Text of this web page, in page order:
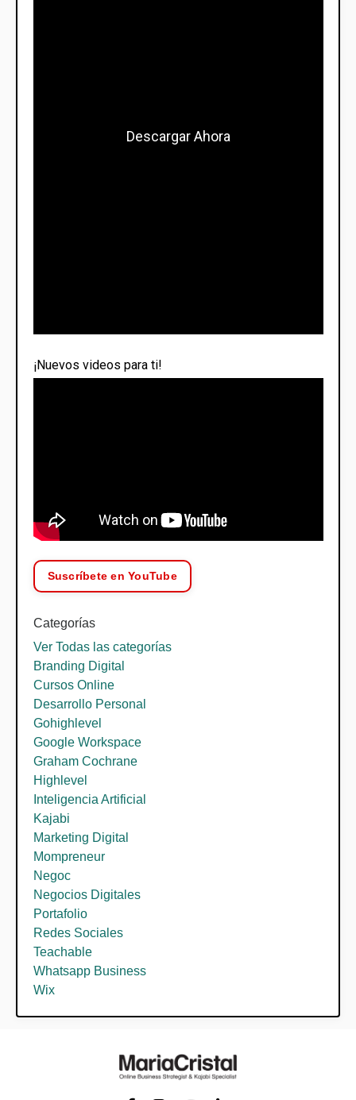
Descargar Ahora
¡Nuevos videos para ti!
Suscríbete en YouTube
Categorías
Ver Todas las categorías
Branding Digital
Cursos Online
Desarrollo Personal
Gohighlevel
Google Workspace
Graham Cochrane
Highlevel
Inteligencia Artificial
Kajabi
Marketing Digital
Mompreneur
Negoc
Negocios Digitales
Portafolio
Redes Sociales
Teachable
Whatsapp Business
Wix